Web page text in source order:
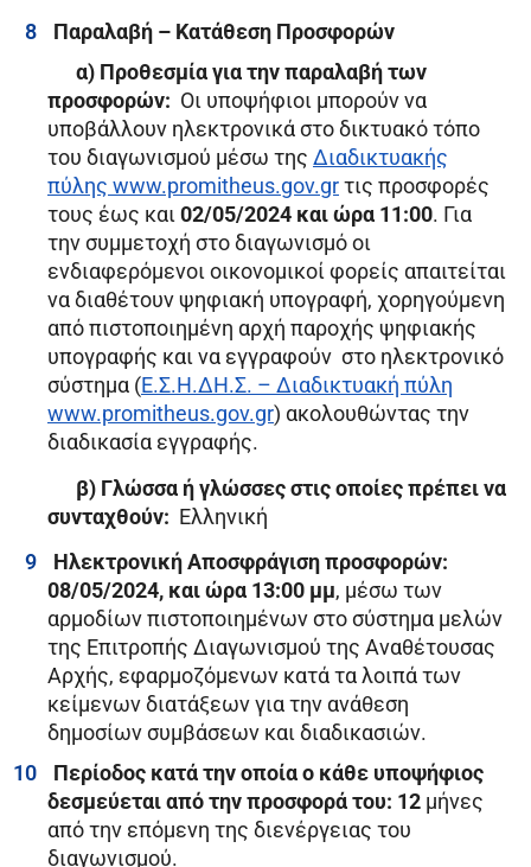
Παραλαβή – Κατάθεση Προσφορών
α) Προθεσμία για την παραλαβή των
προσφορών: Οι υποψήφιοι μπορούν να
υποβάλλουν ηλεκτρονικά στο δικτυακό τόπο
του διαγωνισμού μέσω της Διαδικτυακής
πύλης www.promitheus.gov.grτις προσφορές
τους έως και02/05/2024 και ώρα 11:00. Για
την συμμετοχή στο διαγωνισμό οι
ενδιαφερόμενοι οικονομικοί φορείς απαιτείται
να διαθέτουν ψηφιακή υπογραφή, χορηγούμενη
από πιστοποιημένη αρχή παροχής ψηφιακής
υπογραφής και να εγγραφούν στο ηλεκτρονικό
σύστημα (Ε.Σ.Η.ΔΗ.Σ. – Διαδικτυακή πύλη
www.promitheus.gov.gr) ακολουθώντας την
διαδικασία εγγραφής.
β) Γλώσσα ή γλώσσες στις οποίες πρέπει να
συνταχθούν: Ελληνική
Ηλεκτρονική Αποσφράγιση προσφορών:
08/05/2024, και ώρα 13:00 μμ, μέσω των
αρμοδίων πιστοποιημένων στο σύστημα μελών
της Επιτροπής Διαγωνισμού της Αναθέτουσας
Αρχής, εφαρμοζόμενων κατά τα λοιπά των
κείμενων διατάξεων για την ανάθεση
δημοσίων συμβάσεων και διαδικασιών.
Περίοδος κατά την οποία ο κάθε υποψήφιος
δεσμεύεται από την προσφορά του: 12 μήνες
από την επόμενη της διενέργειας του
διαγωνισμού.